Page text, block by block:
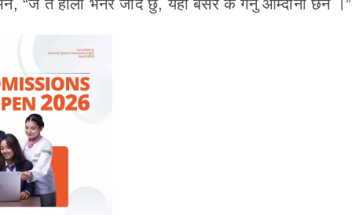
“जे त होला भनेर जाँदै छु, यहाँ बसेर के गर्नु आम्दानी छैन ।”